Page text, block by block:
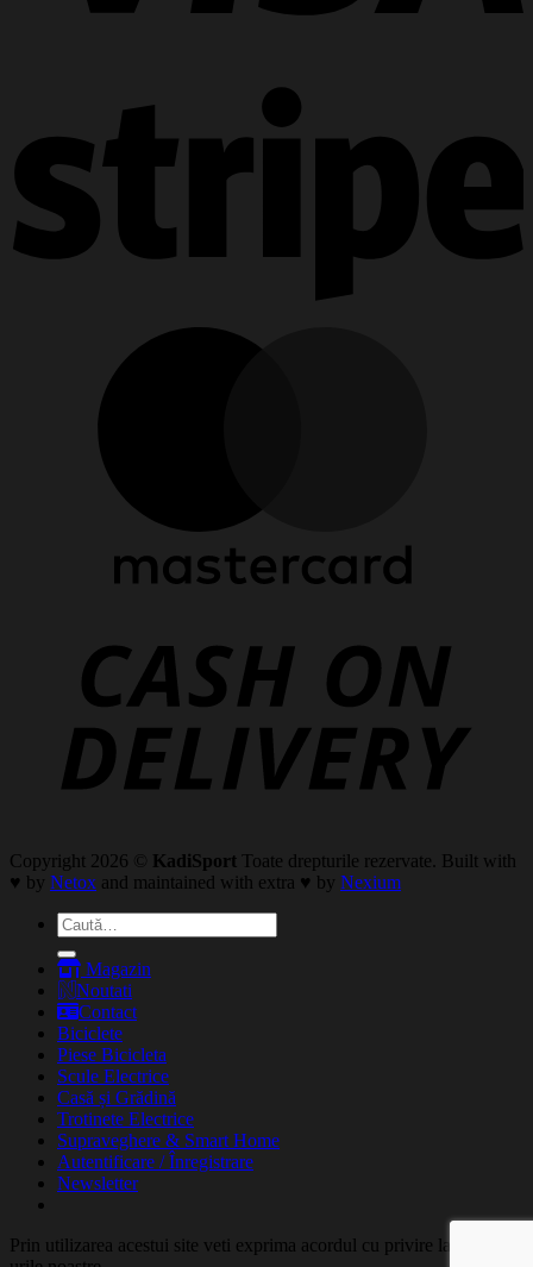
Copyright 2026 © KadiSport Toate drepturile rezervate. Built with
♥ by Netox and maintained with extra ♥ by Nexium
Caută
după:
Magazin
Noutati
Contact
Biciclete
Piese Bicicleta
Scule Electrice
Casă și Grădină
Trotinete Electrice
Supraveghere & Smart Home
Autentificare / Înregistrare
Newsletter
Prin utilizarea acestui site veti exprima acordul cu privire la cookie-